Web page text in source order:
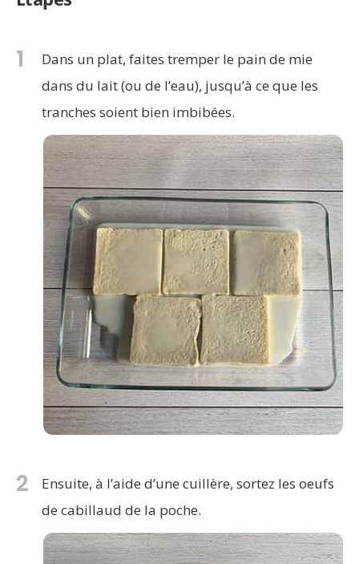
1
Dans un plat, faites tremper le pain de mie
dans du lait (ou de l’eau), jusqu’à ce que les
tranches soient bien imbibées.
2
Ensuite, à l’aide d’une cuillère, sortez les oeufs
de cabillaud de la poche.